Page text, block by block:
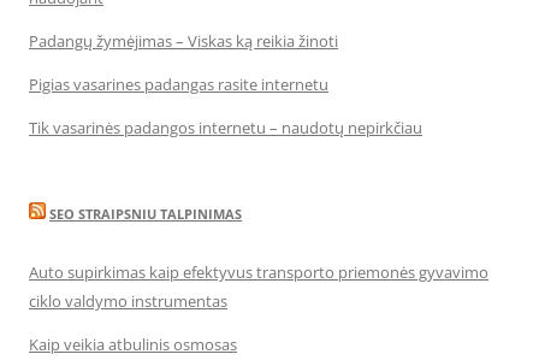
Padangų žymėjimas – Viskas ką reikia žinoti
Pigias vasarines padangas rasite internetu
Tik vasarinės padangos internetu – naudotų nepirkčiau
SEO STRAIPSNIU TALPINIMAS
Auto supirkimas kaip efektyvus transporto priemonės gyvavimo
ciklo valdymo instrumentas
Kaip veikia atbulinis osmosas